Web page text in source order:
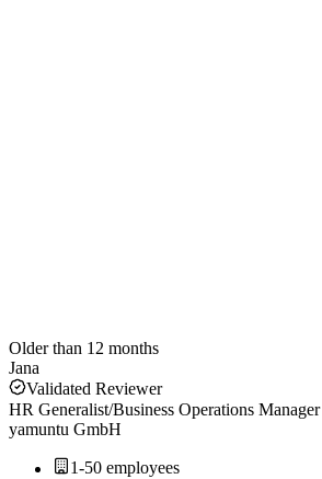
Older than 12 months
Jana
Validated Reviewer
HR Generalist/Business Operations Manager
yamuntu GmbH
1-50 employees